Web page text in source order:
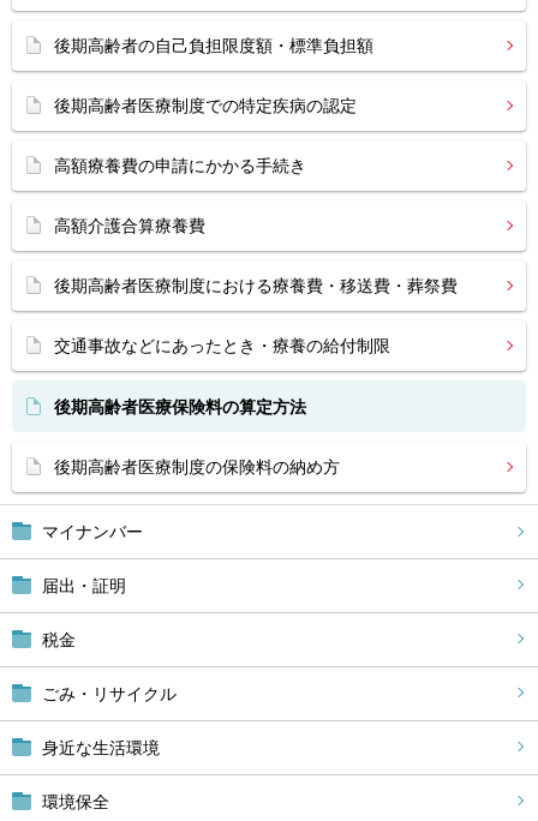
マイナンバー
届出・証明
税金
ごみ・リサイクル
身近な生活環境
環境保全
後期高齢者の自己負担限度額・標準負担額
後期高齢者医療制度での特定疾病の認定
高額療養費の申請にかかる手続き
高額介護合算療養費
後期高齢者医療制度における療養費・移送費・葬祭費
交通事故などにあったとき・療養の給付制限
後期高齢者医療保険料の算定方法
後期高齢者医療制度の保険料の納め方